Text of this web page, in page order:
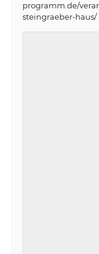
programm.de/
steingraeber-haus/